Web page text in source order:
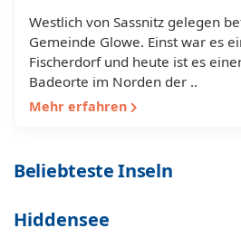
Westlich von Sassnitz gelegen
Gemeinde Glowe. Einst war es
Fischerdorf und heute ist es
Badeorte im Norden der ..
Mehr erfahren
Beliebteste Inseln
Hiddensee